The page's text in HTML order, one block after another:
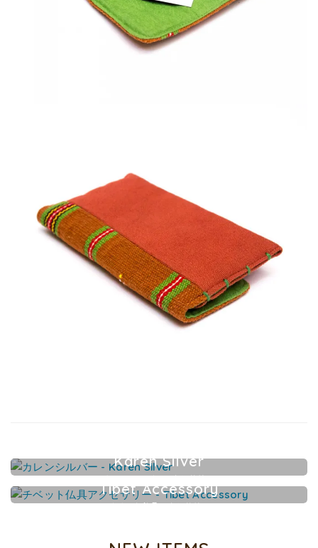
Karen Silver
カレンシルバーアクセサリー
Tibet Accessory
チベット仏具アクセサリー